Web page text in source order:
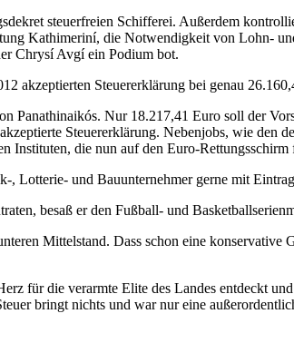
steuerfreien Schifferei. Außerdem
Kathimeriní, die Notwendigkeit von Lohn-
Chrysí Avgí ein Podium bot.
akzeptierten Steuererklärung bei genau
Panathinaikós. Nur 18.217,41 Euro soll der
Steuererklärung. Nebenjobs, wie
Instituten, die nun auf den Euro-
Lotterie- und Bauunternehmer gerne mit
besaß er den Fußball- und
Mittelstand. Dass schon eine
für die verarmte Elite des Landes entdeckt
bringt nichts und war nur eine